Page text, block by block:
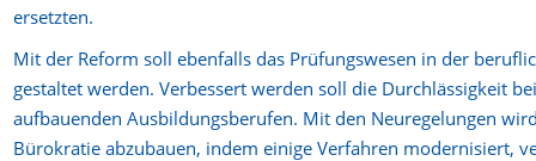
ersetzten.
Mit der Reform soll ebenfalls das Prüfungswesen in der
gestaltet werden. Verbessert werden soll die Durchlässigkeit
aufbauenden Ausbildungsberufen. Mit den Neuregelungen
Bürokratie abzubauen, indem einige Verfahren modernisiert,